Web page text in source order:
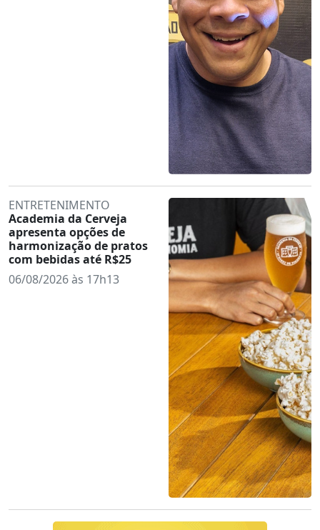
ENTRETENIMENTO
Academia da Cerveja
apresenta opções de
harmonização de pratos
com bebidas até R$25
06/08/2026 às 17h13